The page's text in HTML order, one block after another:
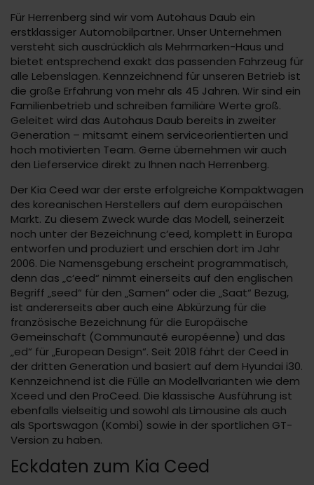
Für Herrenberg sind wir vom Autohaus Daub ein
erstklassiger Automobilpartner. Unser Unternehmen
versteht sich ausdrücklich als Mehrmarken-Haus und
bietet entsprechend exakt das passenden Fahrzeug für
alle Lebenslagen. Kennzeichnend für unseren Betrieb ist
die große Erfahrung von mehr als 45 Jahren. Wir sind ein
Familienbetrieb und schreiben familiäre Werte groß.
Geleitet wird das Autohaus Daub bereits in zweiter
Generation – mitsamt einem serviceorientierten und
hoch motivierten Team. Gerne übernehmen wir auch
den Lieferservice direkt zu Ihnen nach Herrenberg.
Der Kia Ceed war der erste erfolgreiche Kompaktwagen
des koreanischen Herstellers auf dem europäischen
Markt. Zu diesem Zweck wurde das Modell, seinerzeit
noch unter der Bezeichnung c‘eed, komplett in Europa
entworfen und produziert und erschien dort im Jahr
2006. Die Namensgebung erscheint programmatisch,
denn das „c‘eed“ nimmt einerseits auf den englischen
Begriff „seed“ für den „Samen“ oder die „Saat“ Bezug,
ist andererseits aber auch eine Abkürzung für die
französische Bezeichnung für die Europäische
Gemeinschaft (Communauté européenne) und das
„ed“ für „European Design“. Seit 2018 fährt der Ceed in
der dritten Generation und basiert auf dem Hyundai i30.
Kennzeichnend ist die Fülle an Modellvarianten wie dem
Xceed und den ProCeed. Die klassische Ausführung ist
ebenfalls vielseitig und sowohl als Limousine als auch
als Sportswagon (Kombi) sowie in der sportlichen GT-
Version zu haben.
Eckdaten zum Kia Ceed